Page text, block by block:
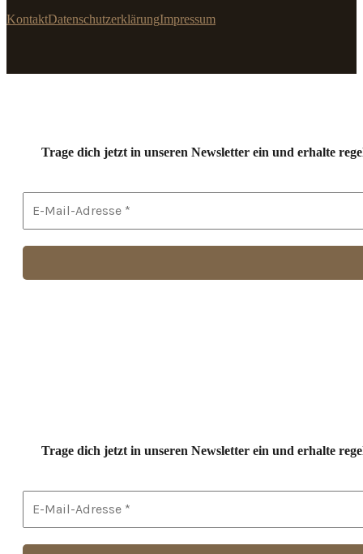
KontaktDatenschutzerklärungImpressum
Trage dich jetzt in unseren Newsletter ein und erhalte
Trage dich jetzt in unseren Newsletter ein und erhalte